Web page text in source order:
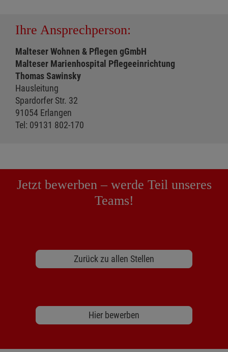
Ihre Ansprechperson:
Malteser Wohnen & Pflegen gGmbH
Malteser Marienhospital Pflegeeinrichtung
Thomas Sawinsky
Hausleitung
Spardorfer Str. 32
91054 Erlangen
Tel: 09131 802-170
Jetzt bewerben – werde Teil unseres
Teams!
Zurück zu allen Stellen
Hier bewerben